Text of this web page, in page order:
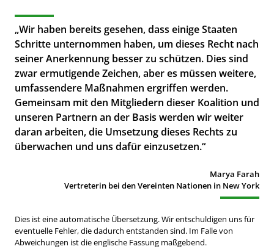
„Wir haben bereits gesehen, dass einige Staaten
Schritte unternommen haben, um dieses Recht nach
seiner Anerkennung besser zu schützen. Dies sind
zwar ermutigende Zeichen, aber es müssen weitere,
umfassendere Maßnahmen ergriffen werden.
Gemeinsam mit den Mitgliedern dieser Koalition und
unseren Partnern an der Basis werden wir weiter
daran arbeiten, die Umsetzung dieses Rechts zu
überwachen und uns dafür einzusetzen.“
Marya Farah
Vertreterin bei den Vereinten Nationen in New York
Dies ist eine automatische Übersetzung. Wir entschuldigen uns für
eventuelle Fehler, die dadurch entstanden sind. Im Falle von
Abweichungen ist die englische Fassung maßgebend.